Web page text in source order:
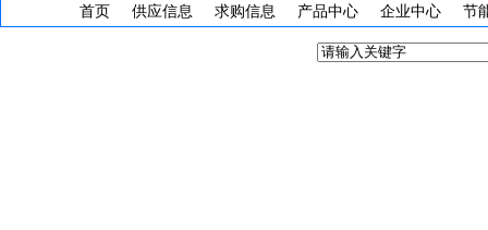
首页 供应信息 求购信息 产品中心 企业中心 节